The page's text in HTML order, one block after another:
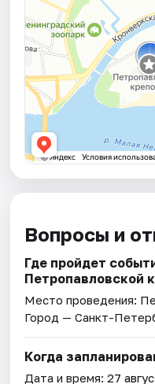
Вопросы и
Где пройдет
Петропавловской
Место проведения:
Город — Санкт-
Когда
Дата и время:27